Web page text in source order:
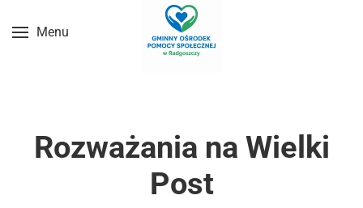
Przejdź do treści głównej
Menu
Rozważania na Wielki
Post